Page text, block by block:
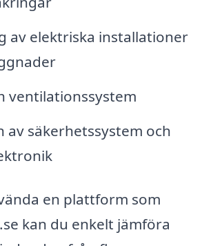
av elektriska installationer
ventilationssystem
av säkerhetssystem och
en plattform som
kan du enkelt jämföra